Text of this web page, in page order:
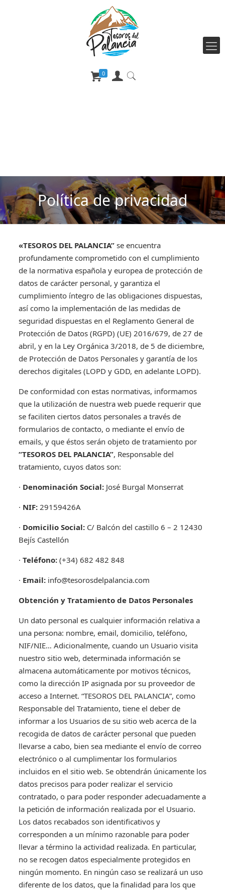
0
Política de privacidad
«TESOROS DEL PALANCIA”se encuentra
profundamente comprometido con el cumplimiento
de la normativa española y europea de protección de
datos de carácter personal, y garantiza el
cumplimiento íntegro de las obligaciones dispuestas,
así como la implementación de las medidas de
seguridad dispuestas en el Reglamento General de
Protección de Datos (RGPD) (UE) 2016/679, de 27 de
abril, y en la Ley Orgánica 3/2018, de 5 de diciembre,
de Protección de Datos Personales y garantía de los
derechos digitales (LOPD y GDD, en adelante LOPD).
De conformidad con estas normativas, informamos
que la utilización de nuestra web puede requerir que
se faciliten ciertos datos personales a través de
formularios de contacto, o mediante el envío de
emails, y que éstos serán objeto de tratamiento por
“TESOROS DEL PALANCIA”, Responsable del
tratamiento, cuyos datos son:
· Denominación Social:José Burgal Monserrat
· NIF:29159426A
· Domicilio Social:C/ Balcón del castillo 6 – 2 12430
Bejís Castellón
· Teléfono:(+34) 682 482 848
· Email:info@tesorosdelpalancia.com
Obtención y Tratamiento de Datos Personales
Un dato personal es cualquier información relativa a
una persona: nombre, email, domicilio, teléfono,
NIF/NIE… Adicionalmente, cuando un Usuario visita
nuestro sitio web, determinada información se
almacena automáticamente por motivos técnicos,
como la dirección IP asignada por su proveedor de
acceso a Internet. “TESOROS DEL PALANCIA”, como
Responsable del Tratamiento, tiene el deber de
informar a los Usuarios de su sitio web acerca de la
recogida de datos de carácter personal que pueden
llevarse a cabo, bien sea mediante el envío de correo
electrónico o al cumplimentar los formularios
incluidos en el sitio web. Se obtendrán únicamente los
datos precisos para poder realizar el servicio
contratado, o para poder responder adecuadamente a
la petición de información realizada por el Usuario.
Los datos recabados son identificativos y
corresponden a un mínimo razonable para poder
llevar a término la actividad realizada. En particular,
no se recogen datos especialmente protegidos en
ningún momento. En ningún caso se realizará un uso
diferente de los datos, que la finalidad para los que